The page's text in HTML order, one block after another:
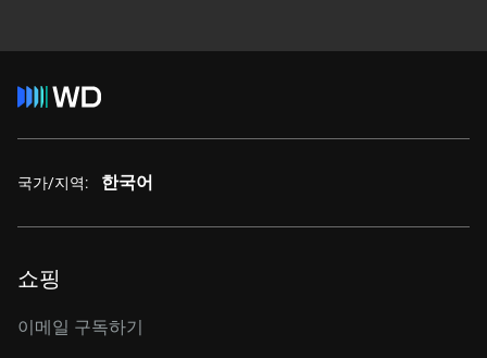
국가/지역: 한국어
쇼핑
이메일 구독하기